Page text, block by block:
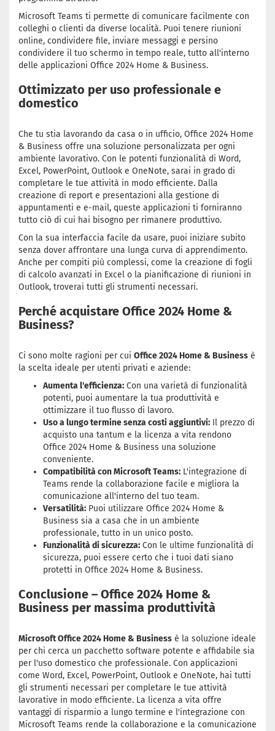
Microsoft Teams ti permette di comunicare facilmente con
colleghi o clienti da diverse località. Puoi tenere riunioni
online, condividere file, inviare messaggi e persino
condividere il tuo schermo in tempo reale, tutto all'interno
delle applicazioni Office 2024 Home & Business.
Ottimizzato per uso professionale e
domestico
Che tu stia lavorando da casa o in ufficio, Office 2024 Home
& Business offre una soluzione personalizzata per ogni
ambiente lavorativo. Con le potenti funzionalità di Word,
Excel, PowerPoint, Outlook e OneNote, sarai in grado di
completare le tue attività in modo efficiente. Dalla
creazione di report e presentazioni alla gestione di
appuntamenti e e-mail, queste applicazioni ti forniranno
tutto ciò di cui hai bisogno per rimanere produttivo.
Con la sua interfaccia facile da usare, puoi iniziare subito
senza dover affrontare una lunga curva di apprendimento.
Anche per compiti più complessi, come la creazione di fogli
di calcolo avanzati in Excel o la pianificazione di riunioni in
Outlook, troverai tutti gli strumenti necessari.
Perché acquistare Office 2024 Home &
Business?
Ci sono molte ragioni per cui Office 2024 Home & Business è
la scelta ideale per utenti privati e aziende:
Aumenta l'efficienza: Con una varietà di funzionalità
potenti, puoi aumentare la tua produttività e
ottimizzare il tuo flusso di lavoro.
Uso a lungo termine senza costi aggiuntivi: Il prezzo di
acquisto una tantum e la licenza a vita rendono
Office 2024 Home & Business una soluzione
conveniente.
Compatibilità con Microsoft Teams: L'integrazione di
Teams rende la collaborazione facile e migliora la
comunicazione all'interno del tuo team.
Versatilità: Puoi utilizzare Office 2024 Home &
Business sia a casa che in un ambiente
professionale, tutto in un unico posto.
Funzionalità di sicurezza: Con le ultime funzionalità di
sicurezza, puoi essere certo che i tuoi dati siano
protetti in Office 2024 Home & Business.
Conclusione – Office 2024 Home &
Business per massima produttività
Microsoft Office 2024 Home & Business è la soluzione ideale
per chi cerca un pacchetto software potente e affidabile sia
per l'uso domestico che professionale. Con applicazioni
come Word, Excel, PowerPoint, Outlook e OneNote, hai tutti
gli strumenti necessari per completare le tue attività
lavorative in modo efficiente. La licenza a vita offre
vantaggi di risparmio a lungo termine e l'integrazione con
Microsoft Teams rende la collaborazione e la comunicazione